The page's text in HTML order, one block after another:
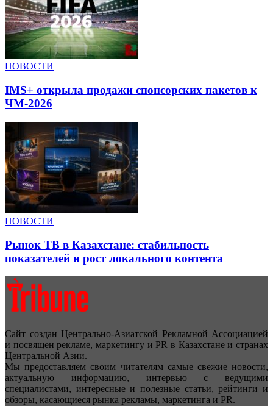
НОВОСТИ
IMS+ открыла продажи спонсорских пакетов к
ЧМ-2026
НОВОСТИ
Рынок ТВ в Казахстане: стабильность
показателей и рост локального контента
Сайт создан Центрально-Азиатской Рекламной Ассоциацией
и посвящен рекламе, маркетингу и PR в Казахстане и странах
Центральной Азии.
Мы предоставляем своим читателям самые свежие новости,
актуальную информацию, интервью с ведущими
специалистами, интересные и полезные статьи, рейтинги и
обзоры, касающиеся рынка рекламы, маркетинга и PR.